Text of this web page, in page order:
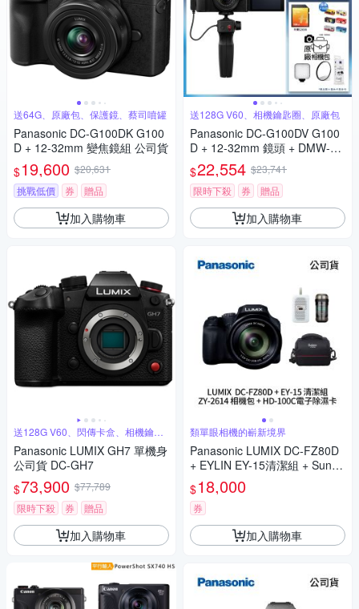
送64G、原廠包、保護鏡、蔡司噴罐
Panasonic DC-G100DK G100
D + 12-32mm 變焦鏡組 公司貨
$19,600 $20,631
挑戰低價
券 贈品
加入購物車
送128G V60、閃傳卡盒、相機鑰匙
圈
Panasonic LUMIX GH7 單機身
公司貨 DC-GH7
$73,900 $77,789
限時下殺
券 贈品
加入購物車
送128G V60、相機鑰匙圈、原廠包
Panasonic DC-G100DV G100
D + 12-32mm 鏡頭 + DMW-SH
GR2 三腳架握把組 公司貨
$22,554 $23,741
限時下殺
券 贈品
加入購物車
類單眼相機的嶄新境界
Panasonic LUMIX DC-FZ80D
+ EYLIN EY-15清潔組 + SunLi
ght ZY-2614相機包 + EirMai 銳
瑪 HD-100C電子除濕卡 FZ80
D (公司貨)
$18,000
券
加入購物車